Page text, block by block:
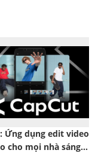
Ứng dụng edit video
cho mọi nhà sáng